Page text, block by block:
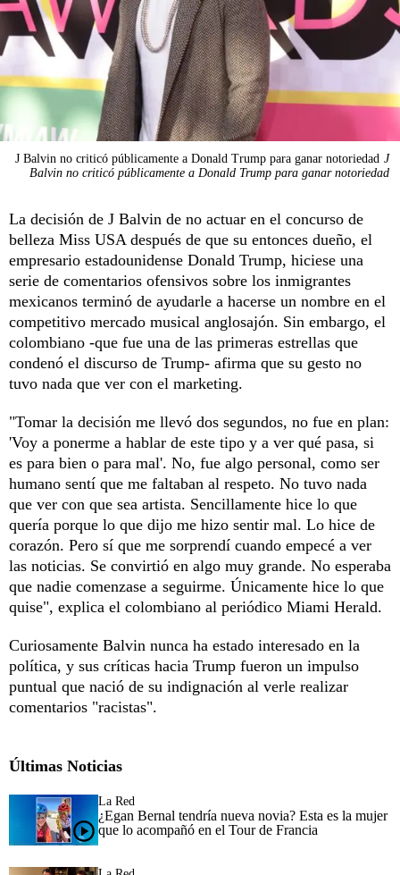
J Balvin no criticó públicamente a Donald Trump para ganar notoriedad J
Balvin no criticó públicamente a Donald Trump para ganar notoriedad
La decisión de J Balvin de no actuar en el concurso de
belleza Miss USA después de que su entonces dueño, el
empresario estadounidense Donald Trump, hiciese una
serie de comentarios ofensivos sobre los inmigrantes
mexicanos terminó de ayudarle a hacerse un nombre en el
competitivo mercado musical anglosajón. Sin embargo, el
colombiano -que fue una de las primeras estrellas que
condenó el discurso de Trump- afirma que su gesto no
tuvo nada que ver con el marketing.
"Tomar la decisión me llevó dos segundos, no fue en plan:
'Voy a ponerme a hablar de este tipo y a ver qué pasa, si
es para bien o para mal'. No, fue algo personal, como ser
humano sentí que me faltaban al respeto. No tuvo nada
que ver con que sea artista. Sencillamente hice lo que
quería porque lo que dijo me hizo sentir mal. Lo hice de
corazón. Pero sí que me sorprendí cuando empecé a ver
las noticias. Se convirtió en algo muy grande. No esperaba
que nadie comenzase a seguirme. Únicamente hice lo que
quise", explica el colombiano al periódico Miami Herald.
Curiosamente Balvin nunca ha estado interesado en la
política, y sus críticas hacia Trump fueron un impulso
puntual que nació de su indignación al verle realizar
comentarios "racistas".
Últimas Noticias
La Red
¿Egan Bernal tendría nueva novia? Esta es la mujer
que lo acompañó en el Tour de Francia